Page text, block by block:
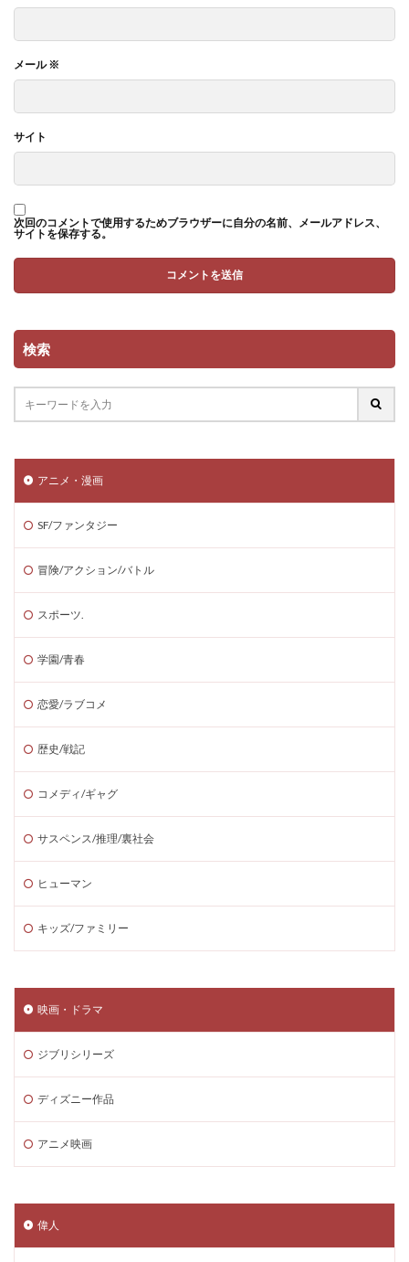
メール※
サイト
次回のコメントで使用するためブラウザーに自分の名前、メールアドレス、
サイトを保存する。
検索
アニメ・漫画
SF/ファンタジー
冒険/アクション/バトル
スポーツ.
学園/青春
恋愛/ラブコメ
歴史/戦記
コメディ/ギャグ
サスペンス/推理/裏社会
ヒューマン
キッズ/ファミリー
映画・ドラマ
ジブリシリーズ
ディズニー作品
アニメ映画
偉人